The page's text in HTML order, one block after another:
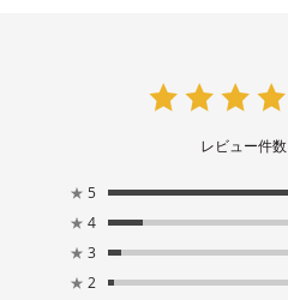
レビュー件数
★ 5
★ 4
★ 3
★ 2